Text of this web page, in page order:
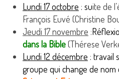
Lundi 17 octobre : suite de
François Euvé (Christine
Jeudi 17 novembre :
dans la Bible(Thérese
Lundi 12 décembre : travail
groupe qui change de nom